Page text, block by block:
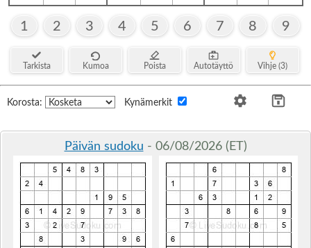
1 2 3 4 5 6 7 8 9
Tarkista Kumoa Poista Autotäyttö Vihje (3)
Korosta: Kynämerkit
Päivän sudoku - 06/08/2026 (ET)